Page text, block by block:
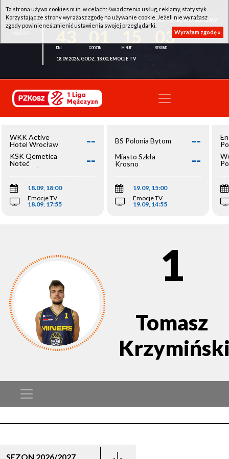
WKK ACTIVE HOTEL WROCŁAW - KSK QEMETICA NOTEĆ INOWROCŁAW
03
18.09.2026, GODZ. 18:00, EMOCJE TV
WKK Active
Hotel Wrocław
--
KSK Qemetica
Noteć
Inowrocław
--
18.09, 18:00
Emocje TV
18.09, 17:55
BS Polonia Bytom --
Miasto Szkła
Krosno
--
19.09, 15:00
Emocje TV
19.09, 14:55
1
Tomasz
SEZON 2026/2027
Ta strona używa cookies m.in. w celach: świadczenia usług, reklamy, statystyk.
Korzystając ze strony wyrażasz zgodę na używanie cookie. Jeżeli nie wyrażasz
zgody powinieneś zmienić ustawienia swojej przeglądarki.
Wyrażam zgodę »